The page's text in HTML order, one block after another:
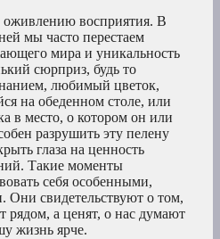
оживлению восприятия. В
мы часто перестаем
мира и уникальность
сюрприз, будь то
любимый цветок,
на обеденном столе, или
в место, о котором он или
разрушить эту пелену
глаза на ценность
Такие моменты
себя особенными,
свидетельствуют о том,
рядом, а ценят, о нас думают
жизнь ярче.